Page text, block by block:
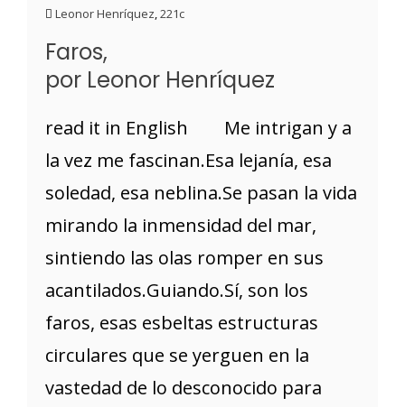
Leonor Henríquez,221c
Faros,
por Leonor Henríquez
read it in English Me intrigan y a
la vez me fascinan.Esa lejanía, esa
soledad, esa neblina.Se pasan la vida
mirando la inmensidad del mar,
sintiendo las olas romper en sus
acantilados.Guiando.Sí, son los
faros, esas esbeltas estructuras
circulares que se yerguen en la
vastedad de lo desconocido para